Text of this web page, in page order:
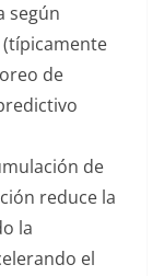
según
de
de
reduce la
la
el